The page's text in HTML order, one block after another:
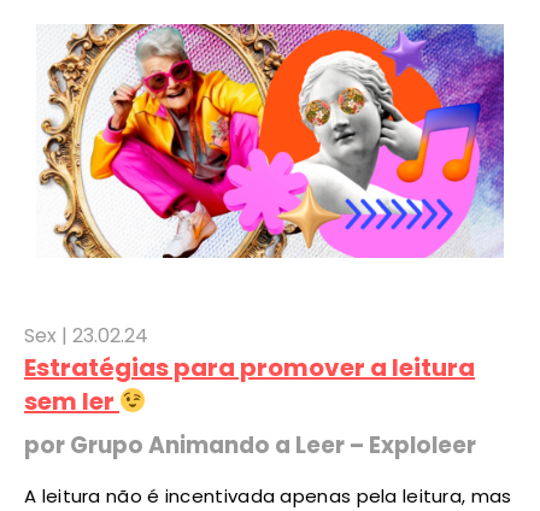
Sex | 23.02.24
Estratégias para promover a leitura
sem ler
por Grupo Animando a Leer – Exploleer
A leitura não é incentivada apenas pela leitura, mas